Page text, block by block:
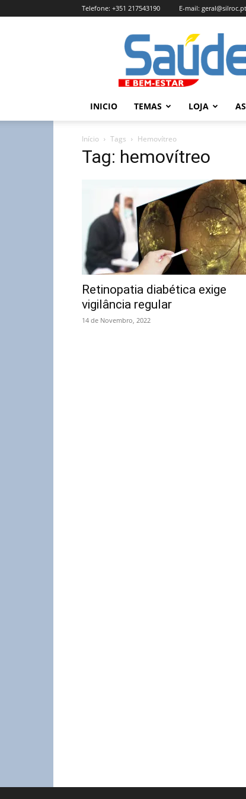
Telefone: +351 217543190 E-mail: geral@silroc.pt
Revista
Saúde
e
Bem
Estar
Edição
INICIO TEMAS LOJA
Início Tags Hemovítreo
Tag: hemovítreo
Retinopatia diabética exige
vigilância regular
14 de Novembro, 2022